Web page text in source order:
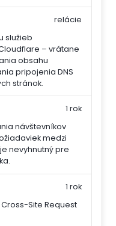
služieb
– vrátane
obsahu
pripojenia DNS
stránok.
relácie
návštevníkov
medzi
nevyhnutný pre
1 rok
Site Request
1 rok